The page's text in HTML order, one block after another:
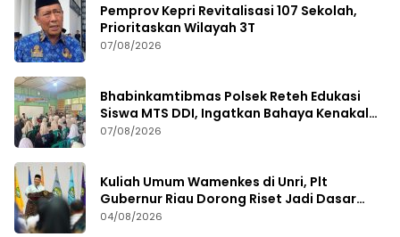
Pemprov Kepri Revitalisasi 107 Sekolah,
Prioritaskan Wilayah 3T
07/08/2026
Bhabinkamtibmas Polsek Reteh Edukasi
Siswa MTS DDI, Ingatkan Bahaya Kenakalan
Remaja
07/08/2026
Kuliah Umum Wamenkes di Unri, Plt
Gubernur Riau Dorong Riset Jadi Dasar
Kebijakan Kesehatan
04/08/2026